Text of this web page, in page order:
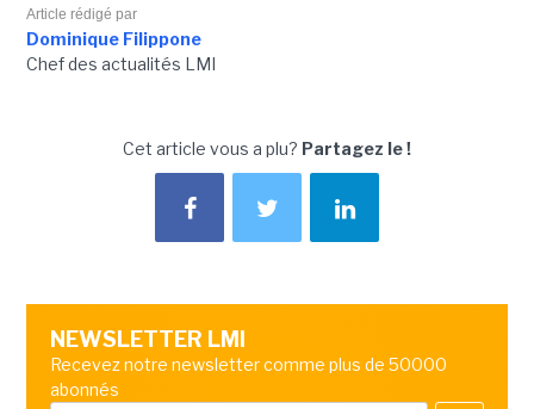
Article rédigé par
Dominique Filippone
Chef des actualités LMI
Cet article vous a plu? Partagez le !
NEWSLETTER LMI
Recevez notre newsletter comme plus de 50000
abonnés